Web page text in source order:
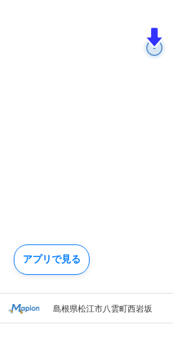
島根県松江市八雲町西岩坂
アプリで見る